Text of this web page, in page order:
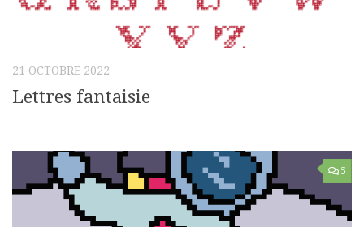
21 OCTOBRE 2022
Lettres fantaisie
5